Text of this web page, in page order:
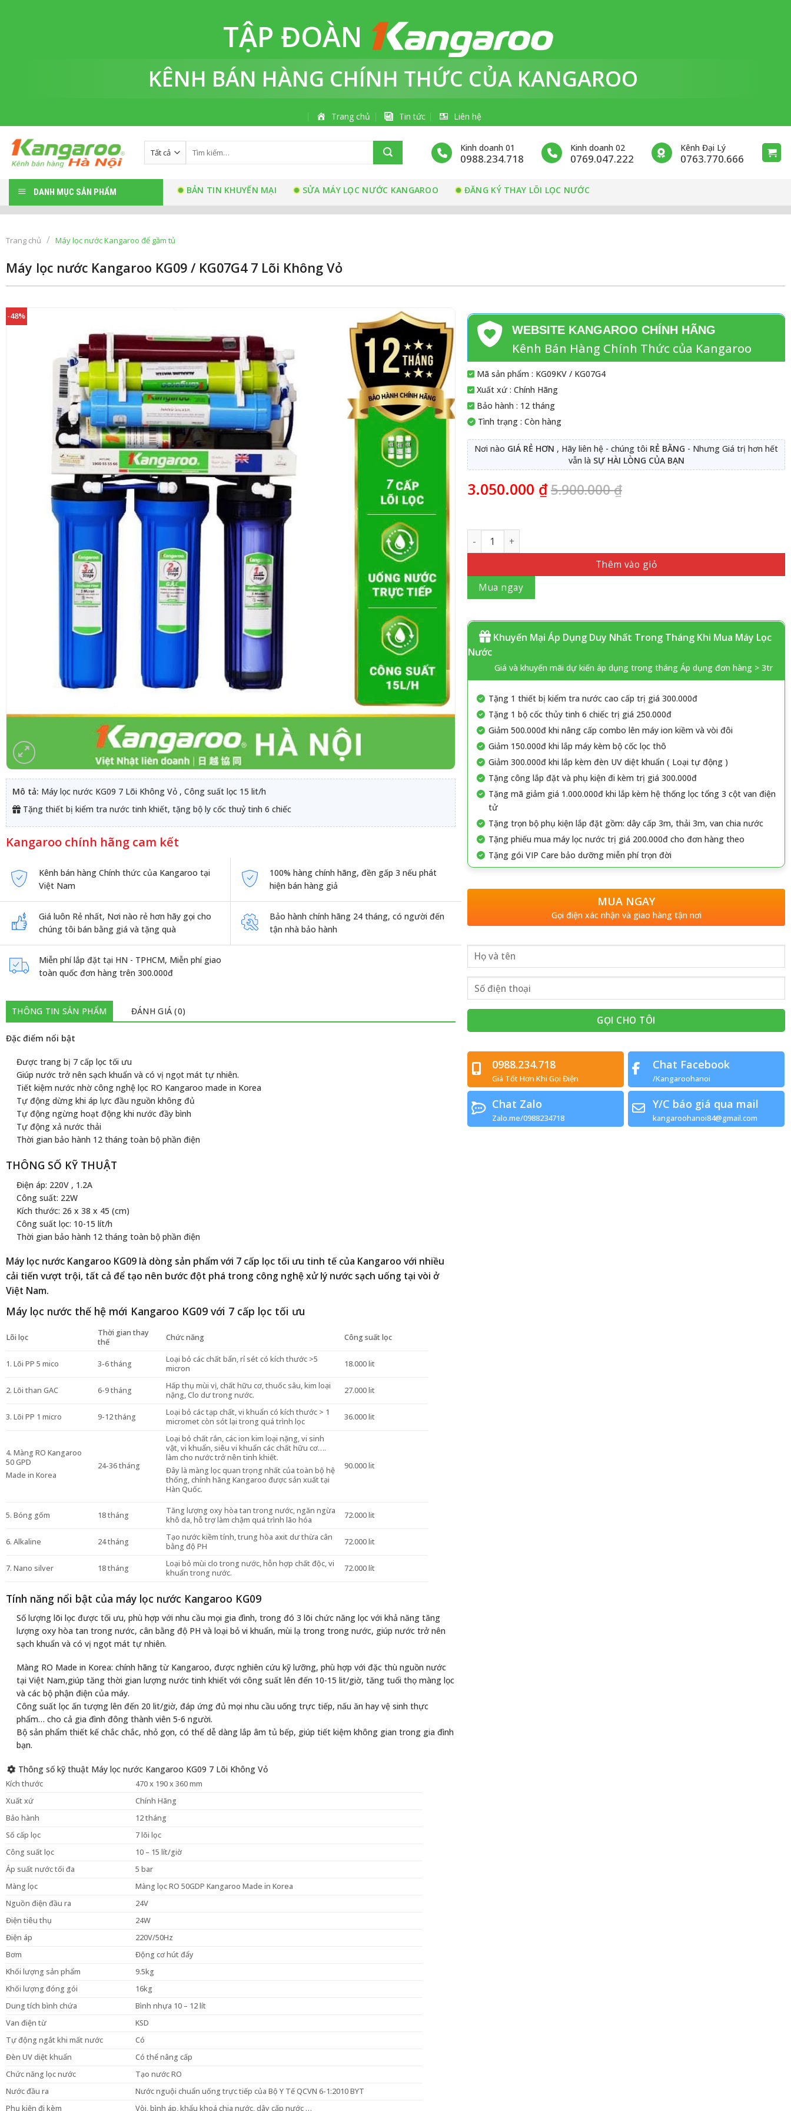
TẬP ĐOÀN
KÊNH BÁN HÀNG CHÍNH THỨC CỦA KANGAROO
Trang chủ Tin tức Liên hệ
kiếm:
Kinh doanh 01
0988.234.718
Kinh doanh 02
0769.047.222
Kênh Đại Lý
0763.770.666
DANH MỤC SẢN PHẨM BẢN TIN KHUYẾN MẠI SỬA MÁY LỌC NƯỚC KANGAROO ĐĂNG KÝ THAY LÕI LỌC NƯỚC
Trang chủ / Máy lọc nước Kangaroo để gầm tủ
Máy lọc nước Kangaroo KG09 / KG07G4 7 Lõi Không Vỏ
-48%
Mô tả: Máy lọc nước KG09 7 Lõi Không Vỏ , Công suất lọc 15 lit/h
Tặng thiết bị kiểm tra nước tinh khiết, tặng bộ ly cốc thuỷ tinh 6 chiếc
Kangaroo chính hãng cam kết
Kênh bán hàng Chính thức của Kangaroo tại
Việt Nam
100% hàng chính hãng, đền gấp 3 nếu phát
hiện bán hàng giả
Giá luôn Rẻ nhất, Nơi nào rẻ hơn hãy gọi cho
chúng tôi bán bằng giá và tặng quà
Bảo hành chính hãng 24 tháng, có người đến
tận nhà bảo hành
Miễn phí lắp đặt tại HN - TPHCM, Miễn phí giao
toàn quốc đơn hàng trên 300.000đ
THÔNG TIN SẢN PHẨM ĐÁNH GIÁ (0)
Đặc điểm nổi bật
Được trang bị 7 cấp lọc tối ưu
Giúp nước trở nên sạch khuẩn và có vị ngọt mát tự nhiên.
Tiết kiệm nước nhờ công nghệ lọc RO Kangaroo made in Korea
Tự động dừng khi áp lực đầu nguồn không đủ
Tự động ngừng hoạt động khi nước đầy bình
Tự động xả nước thải
Thời gian bảo hành 12 tháng toàn bộ phần điện
THÔNG SỐ KỸ THUẬT
Điện áp: 220V , 1.2A
Công suất: 22W
Kích thước: 26 x 38 x 45 (cm)
Công suất lọc: 10-15 lít/h
Thời gian bảo hành 12 tháng toàn bộ phần điện
Máy lọc nước Kangaroo KG09 là dòng sản phẩm với 7 cấp lọc tối ưu tinh tế của Kangaroo với nhiều
cải tiến vượt trội, tất cả để tạo nên bước đột phá trong công nghệ xử lý nước sạch uống tại vòi ở
Việt Nam.
Máy lọc nước thế hệ mới Kangaroo KG09 với 7 cấp lọc tối ưu
Lõi lọc
Thời gian thay
thế
Chức năng Công suất lọc
1. Lõi PP 5 mico 3-6 tháng
Loại bỏ các chất bẩn, rỉ sét có kích thước >5
micron
18.000 lit
2. Lõi than GAC 6-9 tháng
Hấp thụ mùi vị, chất hữu cơ, thuốc sâu, kim loại
nặng, Clo dư trong nước.
27.000 lit
3. Lõi PP 1 micro 9-12 tháng
Loại bỏ các tạp chất, vi khuẩn có kích thước > 1
micromet còn sót lại trong quá trình lọc
36.000 lit
4. Màng RO Kangaroo
50 GPD
Made in Korea
24-36 tháng
Loại bỏ chất rắn, các ion kim loại nặng, vi sinh
vật, vi khuẩn, siêu vi khuẩn các chất hữu cơ….
làm cho nước trở nên tinh khiết.
Đây là màng lọc quan trọng nhất của toàn bộ hệ
thống, chính hãng Kangaroo được sản xuất tại
Hàn Quốc.
90.000 lit
5. Bóng gốm 18 tháng
Tăng lượng oxy hòa tan trong nước, ngăn ngừa
khô da, hỗ trợ làm chậm quá trình lão hóa
72.000 lit
6. Alkaline 24 tháng
Tạo nước kiềm tính, trung hòa axit dư thừa cân
bằng độ PH
72.000 lit
7. Nano silver 18 tháng
Loại bỏ mùi clo trong nước, hỗn hợp chất độc, vi
khuẩn trong nước.
72.000 lít
Tính năng nổi bật của máy lọc nước Kangaroo KG09
Số lượng lõi lọc được tối ưu, phù hợp với nhu cầu mọi gia đình, trong đó 3 lõi chức năng lọc với khả năng tăng
lượng oxy hòa tan trong nước, cân bằng độ PH và loại bỏ vi khuẩn, mùi lạ trong trong nước, giúp nước trở nên
sạch khuẩn và có vị ngọt mát tự nhiên.
Màng RO Made in Korea: chính hãng từ Kangaroo, được nghiên cứu kỹ lưỡng, phù hợp với đặc thù nguồn nước
tại Việt Nam,giúp tăng thời gian lượng nước tinh khiết với công suất lên đến 10-15 lit/giờ, tăng tuổi thọ màng lọc
và các bộ phận điện của máy.
Công suất lọc ấn tượng lên đến 20 lit/giờ, đáp ứng đủ mọi nhu cầu uống trực tiếp, nấu ăn hay vệ sinh thực
phẩm… cho cả gia đình đông thành viên 5-6 người.
Bộ sản phẩm thiết kế chắc chắc, nhỏ gọn, có thể dễ dàng lắp âm tủ bếp, giúp tiết kiệm không gian trong gia đình
bạn.
Thông số kỹ thuật Máy lọc nước Kangaroo KG09 7 Lõi Không Vỏ
Kích thước
470 x 190 x 360 mm
Xuất xứ
Chính Hãng
Bảo hành
12 tháng
Số cấp lọc
7 lõi lọc
Công suất lọc
10 – 15 lít/giờ
Áp suất nước tối đa
5 bar
Màng lọc
Màng lọc RO 50GDP Kangaroo Made in Korea
Nguồn điện đầu ra
24V
Điện tiêu thụ
24W
Điện áp
220V/50Hz
Bơm
Động cơ hút đẩy
Khối lượng sản phẩm
9.5kg
Khối lượng đóng gói
16kg
Dung tích bình chứa
Bình nhựa 10 – 12 lít
Van điện từ
KSD
Tự động ngắt khi mất nước
Có
Đèn UV diệt khuẩn
Có thể nâng cấp
Chức năng lọc nước
Tạo nước RO
Nước đầu ra
Nước nguội chuẩn uống trực tiếp của Bộ Y Tế QCVN 6-1:2010 BYT
Phụ kiện đi kèm
Vòi, bình áp, khẩu khoá chia nước, dây cấp nước …
WEBSITE KANGAROO CHÍNH HÃNG
Kênh Bán Hàng Chính Thức của Kangaroo
Mã sản phẩm : KG09KV / KG07G4
Xuất xứ : Chính Hãng
Bảo hành : 12 tháng
Tình trạng : Còn hàng
Nơi nào GIÁ RẺ HƠN , Hãy liên hệ - chúng tôi RẺ BẰNG - Nhưng Giá trị hơn hết
vẫn là SỰ HÀI LÒNG CỦA BẠN
3.050.000 ₫5.900.000₫
Số lượng
Thêm vào giỏ
Mua ngay
Khuyến Mại Áp Dụng Duy Nhất Trong Tháng Khi Mua Máy Lọc
Nước
Giá và khuyến mãi dự kiến áp dụng trong tháng Áp dụng đơn hàng > 3tr
Tặng 1 thiết bị kiểm tra nước cao cấp trị giá 300.000đ
Tặng 1 bộ cốc thủy tinh 6 chiếc trị giá 250.000đ
Giảm 500.000đ khi nâng cấp combo lên máy ion kiềm và vòi đôi
Giảm 150.000đ khi lắp máy kèm bộ cốc lọc thô
Giảm 300.000đ khi lắp kèm đèn UV diệt khuẩn ( Loại tự động )
Tặng công lắp đặt và phụ kiện đi kèm trị giá 300.000đ
Tặng mã giảm giá 1.000.000đ khi lắp kèm hệ thống lọc tổng 3 cột van điện
tử
Tặng trọn bộ phụ kiện lắp đặt gồm: dây cấp 3m, thải 3m, van chia nước
Tặng phiếu mua máy lọc nước trị giá 200.000đ cho đơn hàng theo
Tặng gói VIP Care bảo dưỡng miễn phí trọn đời
MUA NGAY
Gọi điện xác nhận và giao hàng tận nơi
0988.234.718
Giá Tốt Hơn Khi Gọi Điện
Chat Facebook
/Kangaroohanoi
Chat Zalo
Zalo.me/0988234718
Y/C báo giá qua mail
kangaroohanoi84@gmail.com